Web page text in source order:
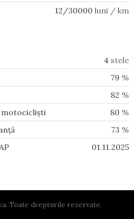
12/30000 luni / km
4 stele
79 %
82 %
80 %
73 %
01.11.2025
Toate drepturile rezervate.